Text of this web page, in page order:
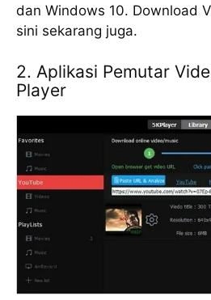
dan Windows 10. Dоwnlоаd
ѕіnі ѕеkаrаng jugа.
2. Aplikasi Pemutar
Plауеr